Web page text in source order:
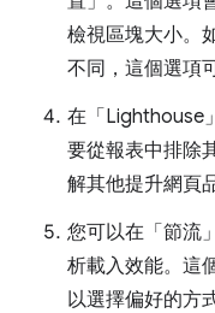
檢視區塊大小。
不同，這個選項
在「Lighthouse」
要從報表中排除
解其他提升網頁
您可以在「節流」
析載入效能。這
以選擇偏好的方式